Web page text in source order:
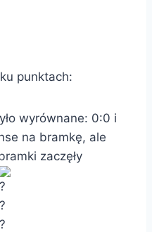
punktach:
wyrównane: 0:0 i
na bramkę, ale
zaczęły